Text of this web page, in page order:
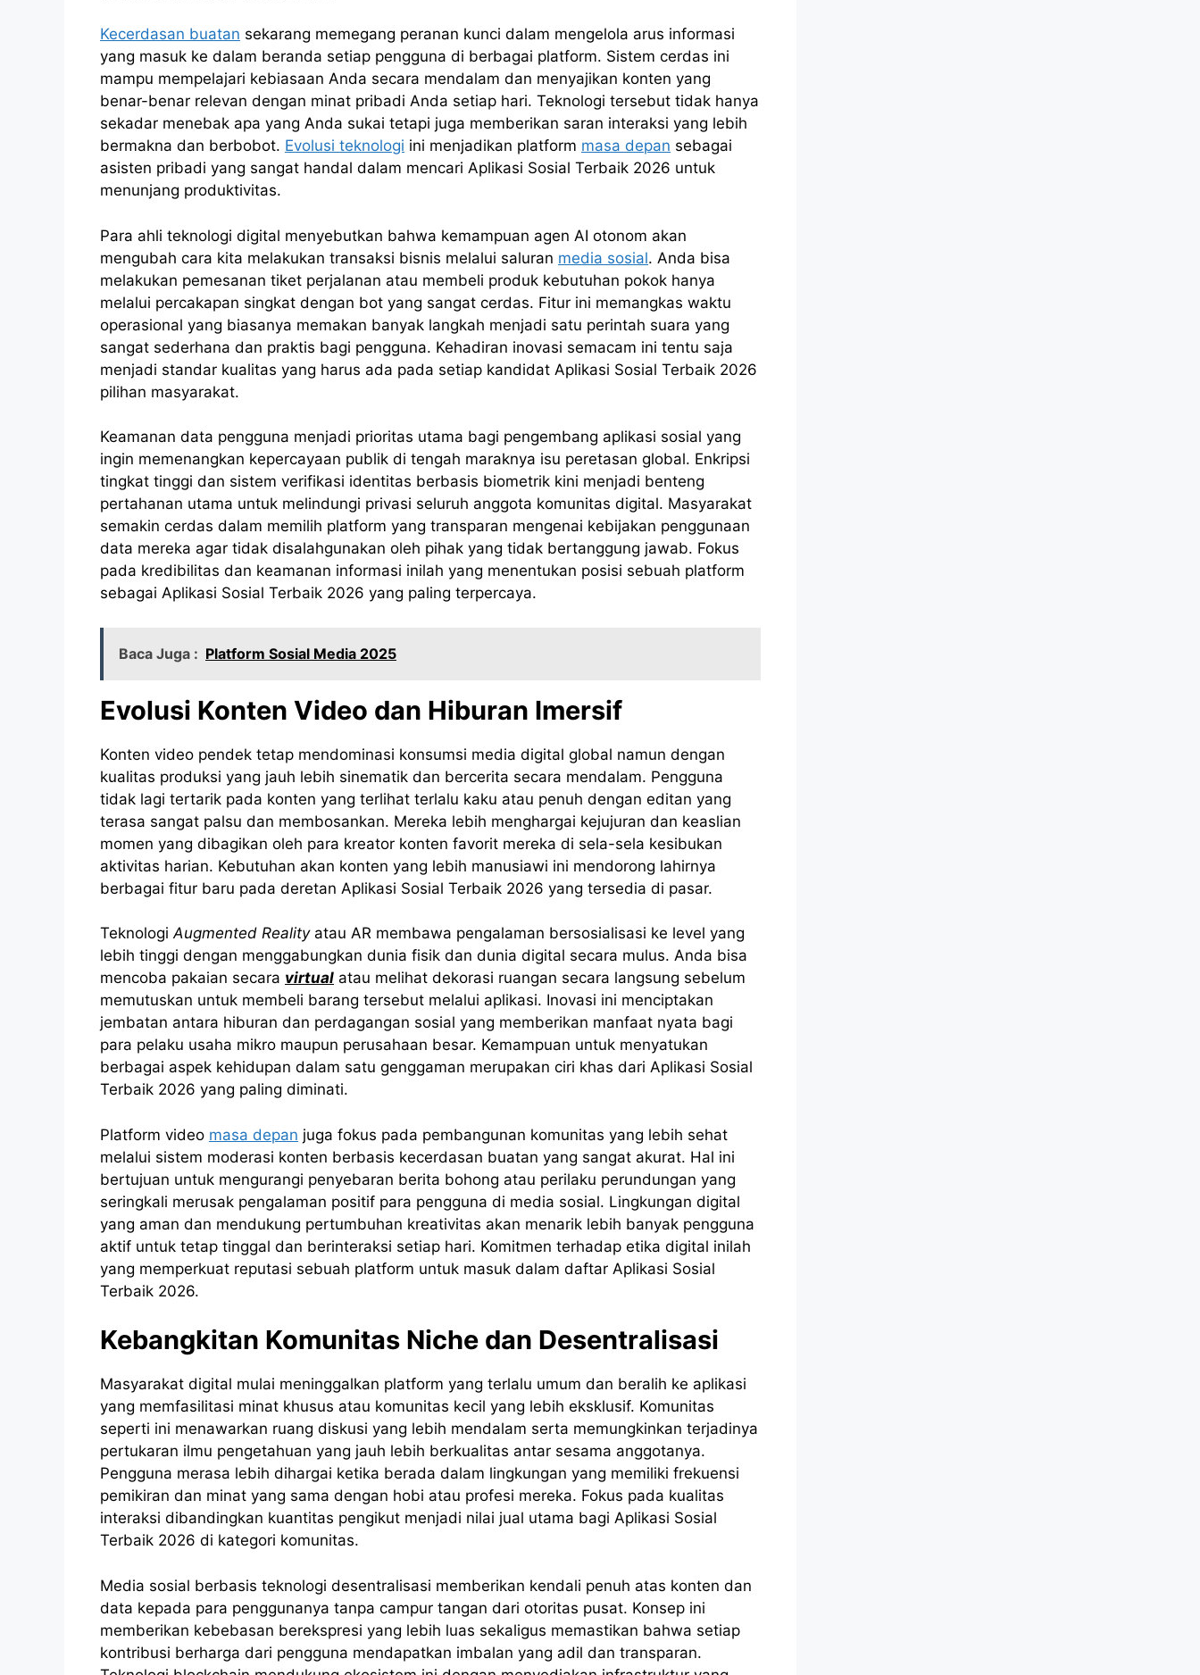
Kecerdasan buatan sekarang memegang peranan kunci dalam mengelola arus informasi
yang masuk ke dalam beranda setiap pengguna di berbagai platform. Sistem cerdas ini
mampu mempelajari kebiasaan Anda secara mendalam dan menyajikan konten yang
benar-benar relevan dengan minat pribadi Anda setiap hari. Teknologi tersebut tidak hanya
sekadar menebak apa yang Anda sukai tetapi juga memberikan saran interaksi yang lebih
bermakna dan berbobot. Evolusi teknologi ini menjadikan platform masa depan sebagai
asisten pribadi yang sangat handal dalam mencari Aplikasi Sosial Terbaik 2026 untuk
menunjang produktivitas.
Para ahli teknologi digital menyebutkan bahwa kemampuan agen AI otonom akan
mengubah cara kita melakukan transaksi bisnis melalui saluran media sosial. Anda bisa
melakukan pemesanan tiket perjalanan atau membeli produk kebutuhan pokok hanya
melalui percakapan singkat dengan bot yang sangat cerdas. Fitur ini memangkas waktu
operasional yang biasanya memakan banyak langkah menjadi satu perintah suara yang
sangat sederhana dan praktis bagi pengguna. Kehadiran inovasi semacam ini tentu saja
menjadi standar kualitas yang harus ada pada setiap kandidat Aplikasi Sosial Terbaik 2026
pilihan masyarakat.
Keamanan data pengguna menjadi prioritas utama bagi pengembang aplikasi sosial yang
ingin memenangkan kepercayaan publik di tengah maraknya isu peretasan global. Enkripsi
tingkat tinggi dan sistem verifikasi identitas berbasis biometrik kini menjadi benteng
pertahanan utama untuk melindungi privasi seluruh anggota komunitas digital. Masyarakat
semakin cerdas dalam memilih platform yang transparan mengenai kebijakan penggunaan
data mereka agar tidak disalahgunakan oleh pihak yang tidak bertanggung jawab. Fokus
pada kredibilitas dan keamanan informasi inilah yang menentukan posisi sebuah platform
sebagai Aplikasi Sosial Terbaik 2026 yang paling terpercaya.
Baca Juga : Platform Sosial Media 2025
Evolusi Konten Video dan Hiburan Imersif
Konten video pendek tetap mendominasi konsumsi media digital global namun dengan
kualitas produksi yang jauh lebih sinematik dan bercerita secara mendalam. Pengguna
tidak lagi tertarik pada konten yang terlihat terlalu kaku atau penuh dengan editan yang
terasa sangat palsu dan membosankan. Mereka lebih menghargai kejujuran dan keaslian
momen yang dibagikan oleh para kreator konten favorit mereka di sela-sela kesibukan
aktivitas harian. Kebutuhan akan konten yang lebih manusiawi ini mendorong lahirnya
berbagai fitur baru pada deretan Aplikasi Sosial Terbaik 2026 yang tersedia di pasar.
TeknologiAugmented Realityatau AR membawa pengalaman bersosialisasi ke level yang
lebih tinggi dengan menggabungkan dunia fisik dan dunia digital secara mulus. Anda bisa
mencoba pakaian secara virtual atau melihat dekorasi ruangan secara langsung sebelum
memutuskan untuk membeli barang tersebut melalui aplikasi. Inovasi ini menciptakan
jembatan antara hiburan dan perdagangan sosial yang memberikan manfaat nyata bagi
para pelaku usaha mikro maupun perusahaan besar. Kemampuan untuk menyatukan
berbagai aspek kehidupan dalam satu genggaman merupakan ciri khas dari Aplikasi Sosial
Terbaik 2026 yang paling diminati.
Platform video masa depan juga fokus pada pembangunan komunitas yang lebih sehat
melalui sistem moderasi konten berbasis kecerdasan buatan yang sangat akurat. Hal ini
bertujuan untuk mengurangi penyebaran berita bohong atau perilaku perundungan yang
seringkali merusak pengalaman positif para pengguna di media sosial. Lingkungan digital
yang aman dan mendukung pertumbuhan kreativitas akan menarik lebih banyak pengguna
aktif untuk tetap tinggal dan berinteraksi setiap hari. Komitmen terhadap etika digital inilah
yang memperkuat reputasi sebuah platform untuk masuk dalam daftar Aplikasi Sosial
Terbaik 2026.
Kebangkitan Komunitas Niche dan Desentralisasi
Masyarakat digital mulai meninggalkan platform yang terlalu umum dan beralih ke aplikasi
yang memfasilitasi minat khusus atau komunitas kecil yang lebih eksklusif. Komunitas
seperti ini menawarkan ruang diskusi yang lebih mendalam serta memungkinkan terjadinya
pertukaran ilmu pengetahuan yang jauh lebih berkualitas antar sesama anggotanya.
Pengguna merasa lebih dihargai ketika berada dalam lingkungan yang memiliki frekuensi
pemikiran dan minat yang sama dengan hobi atau profesi mereka. Fokus pada kualitas
interaksi dibandingkan kuantitas pengikut menjadi nilai jual utama bagi Aplikasi Sosial
Terbaik 2026 di kategori komunitas.
Media sosial berbasis teknologi desentralisasi memberikan kendali penuh atas konten dan
data kepada para penggunanya tanpa campur tangan dari otoritas pusat. Konsep ini
memberikan kebebasan berekspresi yang lebih luas sekaligus memastikan bahwa setiap
kontribusi berharga dari pengguna mendapatkan imbalan yang adil dan transparan.